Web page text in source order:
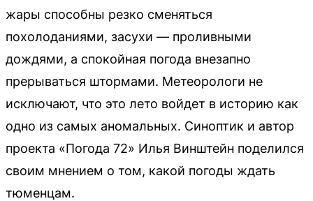
жары способны резко сменяться
похолоданиями, засухи — проливными
дождями, а спокойная погода внезапно
прерываться штормами. Метеорологи не
исключают, что это лето войдет в историю как
одно из самых аномальных. Синоптик и автор
проекта «Погода 72» Илья Винштейн поделился
своим мнением о том, какой погоды ждать
тюменцам.